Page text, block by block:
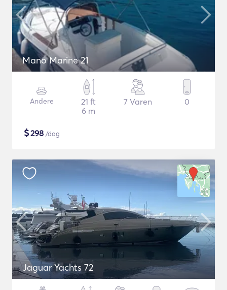
Mano Marine 21
Andere
21 ft
6 m
7 Varen 0
$298 /dag
Jaguar Yachts 72